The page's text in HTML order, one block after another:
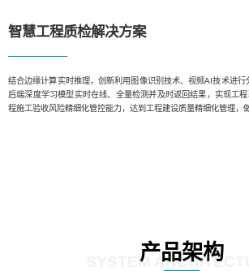
智慧工程质检解决方案
结合边缘计算实时推理，创新利用图像识别技术、视频AI技术进行
后端深度学习模型实时在线、全量检测并及时返回结果，实现工
程施工验收风险精细化管控能力，达到工程建设质量精细化管理，
产品架构
SYSTEM